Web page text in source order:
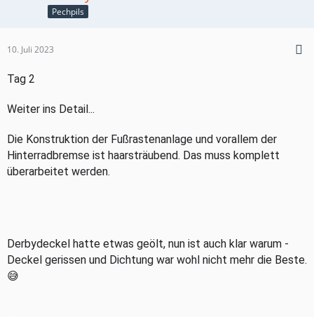
Pechpils
10. Juli 2023
Tag 2
Weiter ins Detail...
Die Konstruktion der Fußrastenanlage und vorallem der
Hinterradbremse ist haarsträubend. Das muss komplett
überarbeitet werden.
Derbydeckel hatte etwas geölt, nun ist auch klar warum -
Deckel gerissen und Dichtung war wohl nicht mehr die Beste.
😅